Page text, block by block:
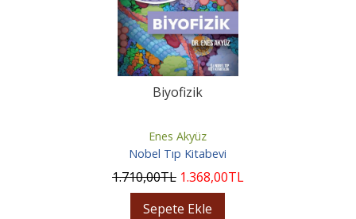
Biyofizik
Enes Akyüz
Nobel Tıp Kitabevi
1.710,00TL 1.368,00TL
Sepete Ekle